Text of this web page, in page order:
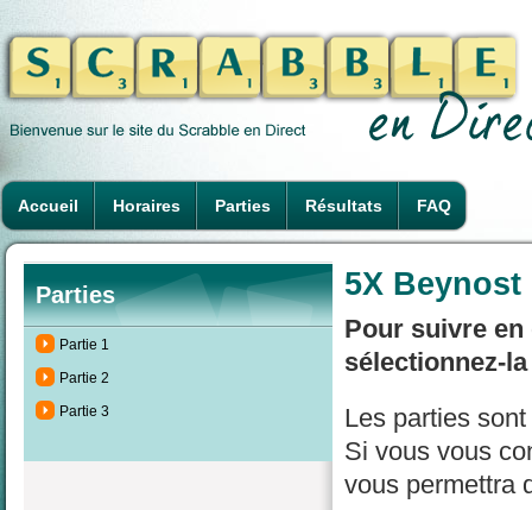
Accueil Horaires Parties Résultats FAQ
Parties
Partie 1
Partie 2
Partie 3
5X
Pour suivre
sélectionnez-
Les parties
Si vous vous
vous permettra